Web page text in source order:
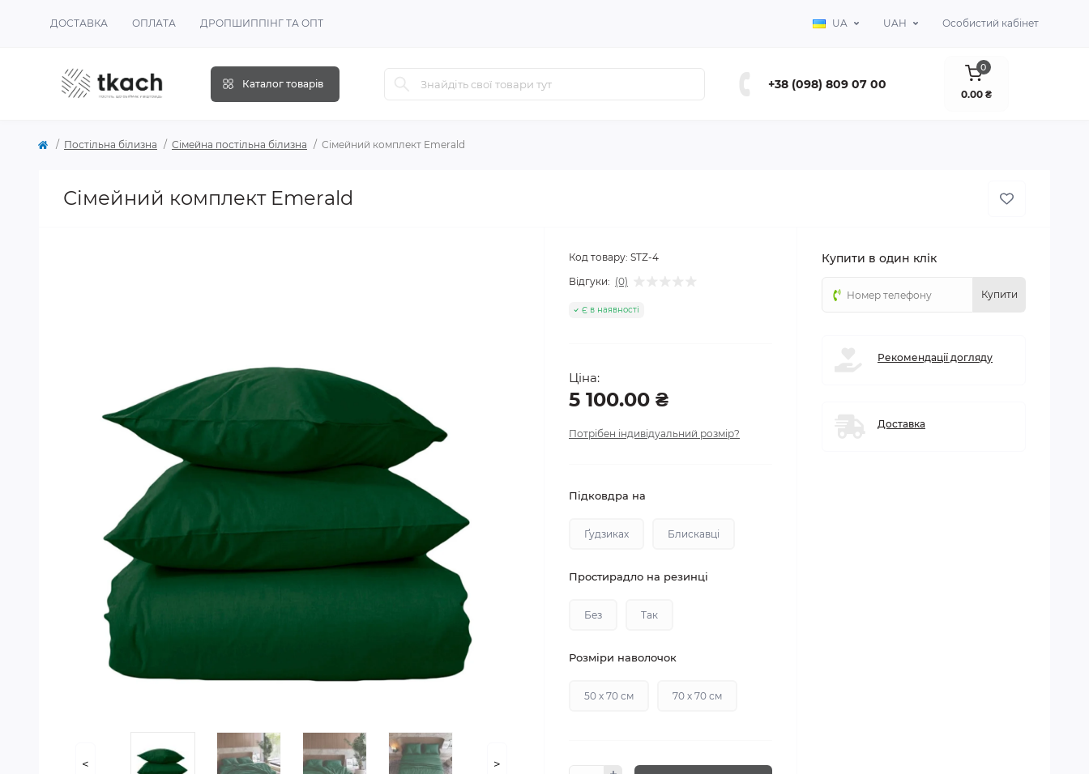
ДОСТАВКА ОПЛАТА ДРОПШИППІНГ ТА ОПТ UA UAH Особистий кабінет
Каталог товарів +38 (098) 809 07 00
0
0.00 ₴
Постільна білизна Сімейна постільна білизна Сімейний комплект Emerald
Сімейний комплект Emerald
< >
Код товару: STZ-4
Відгуки: (0)
Є в наявності
Ціна:
5 100.00 ₴
Потрібен індивідуальний розмір?
Підковдра на
Ґудзиках Блискавці
Простирадло на резинці
Без Так
Розміри наволочок
50 х 70 см 70 х 70 см
Купити в один клік
Купити
Рекомендації догляду
Доставка